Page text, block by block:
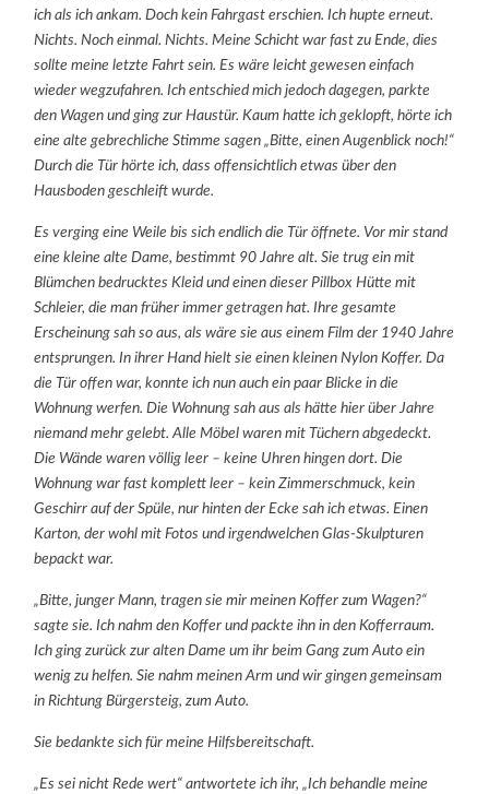
ich als ich ankam. Doch kein Fahrgast erschien. Ich hupte erneut.
Nichts. Noch einmal. Nichts. Meine Schicht war fast zu Ende, dies
sollte meine letzte Fahrt sein. Es wäre leicht gewesen einfach
wieder wegzufahren. Ich entschied mich jedoch dagegen, parkte
den Wagen und ging zur Haustür. Kaum hatte ich geklopft, hörte ich
eine alte gebrechliche Stimme sagen „Bitte, einen Augenblick noch!“
Durch die Tür hörte ich, dass offensichtlich etwas über den
Hausboden geschleift wurde.
Es verging eine Weile bis sich endlich die Tür öffnete. Vor mir stand
eine kleine alte Dame, bestimmt 90 Jahre alt. Sie trug ein mit
Blümchen bedrucktes Kleid und einen dieser Pillbox Hütte mit
Schleier, die man früher immer getragen hat. Ihre gesamte
Erscheinung sah so aus, als wäre sie aus einem Film der 1940 Jahre
entsprungen. In ihrer Hand hielt sie einen kleinen Nylon Koffer. Da
die Tür offen war, konnte ich nun auch ein paar Blicke in die
Wohnung werfen. Die Wohnung sah aus als hätte hier über Jahre
niemand mehr gelebt. Alle Möbel waren mit Tüchern abgedeckt.
Die Wände waren völlig leer – keine Uhren hingen dort. Die
Wohnung war fast komplett leer – kein Zimmerschmuck, kein
Geschirr auf der Spüle, nur hinten der Ecke sah ich etwas. Einen
Karton, der wohl mit Fotos und irgendwelchen Glas-Skulpturen
bepackt war.
„Bitte, junger Mann, tragen sie mir meinen Koffer zum Wagen?“
sagte sie. Ich nahm den Koffer und packte ihn in den Kofferraum.
Ich ging zurück zur alten Dame um ihr beim Gang zum Auto ein
wenig zu helfen. Sie nahm meinen Arm und wir gingen gemeinsam
in Richtung Bürgersteig, zum Auto.
Sie bedankte sich für meine Hilfsbereitschaft.
„Es sei nicht Rede wert“ antwortete ich ihr, „Ich behandle meine